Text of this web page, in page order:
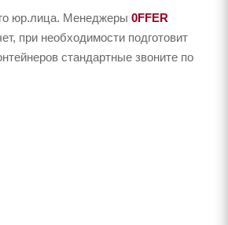
юр.лица. Менеджеры 0FFER
при необходимости подготовит
стандартные звоните по